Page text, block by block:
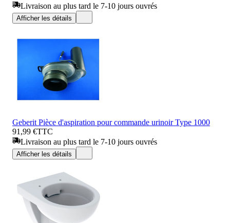
Livraison au plus tard le 7-10 jours ouvrés
Afficher les détails
Geberit Pièce d'aspiration pour commande urinoir Type 1000
91,99 €TTC
Livraison au plus tard le 7-10 jours ouvrés
Afficher les détails